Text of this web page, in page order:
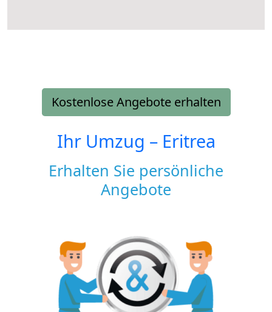
Kostenlose Angebote erhalten
Ihr Umzug – Eritrea
Erhalten Sie persönliche
Angebote